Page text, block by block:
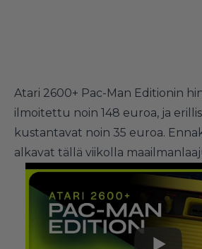
Atari 2600+ Pac-Man Editionin
ilmoitettu noin 148 euroa, ja
kustantavat noin 35 euroa.
alkavat tällä viikolla